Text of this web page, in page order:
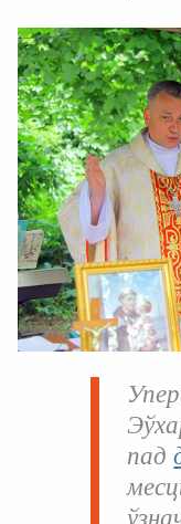
пад